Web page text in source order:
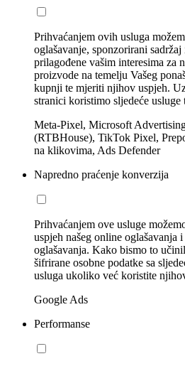
Prihvaćanjem ovih usluga
oglašavanje, sponzorirani
prilagođene vašim interesima za
proizvode na temelju Vašeg
kupnji te mjeriti njihov uspjeh.
stranici koristimo sljedeće usluge
Meta-Pixel, Microsoft
(RTBHouse), TikTok Pixel,
na klikovima, Ads Defender
Napredno praćenje konverzija
Prihvaćanjem ove usluge
uspjeh našeg online oglašavanja
oglašavanja. Kako bismo to
šifrirane osobne podatke sa
usluga ukoliko već koristite
Google Ads
Performanse